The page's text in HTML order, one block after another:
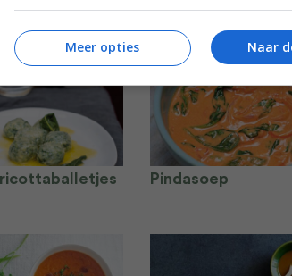
Pindasoep
Naar
Meer opties